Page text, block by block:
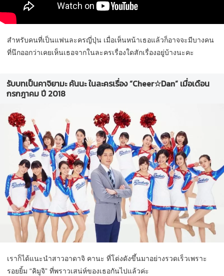
สำหรับคนที่เป็นแฟนละครญี่ปุ่น เมื่อเห็นหน้าเธอแล้วก็อาจจะมีบางคน
ที่นึกออกว่าเคยเห็นเธอจากในละครเรื่องใดสักเรื่องอยู่บ้างนะคะ
รับบทเป็นคาจิยามะ คันนะ ในละครเรื่อง “Cheer☆Dan” เมื่อเดือน
กรกฎาคม ปี 2018
เราก็ได้แนะนำสาวอาดาจิ คานะ ที่โด่งดังขึ้นมาอย่างรวดเร็วเพราะ
รอยยิ้ม “คิมูจิ” ที่พราวเสน่ห์ของเธอกันไปแล้วค่ะ